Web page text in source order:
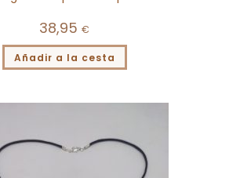
38,95 €
Añadir a la cesta